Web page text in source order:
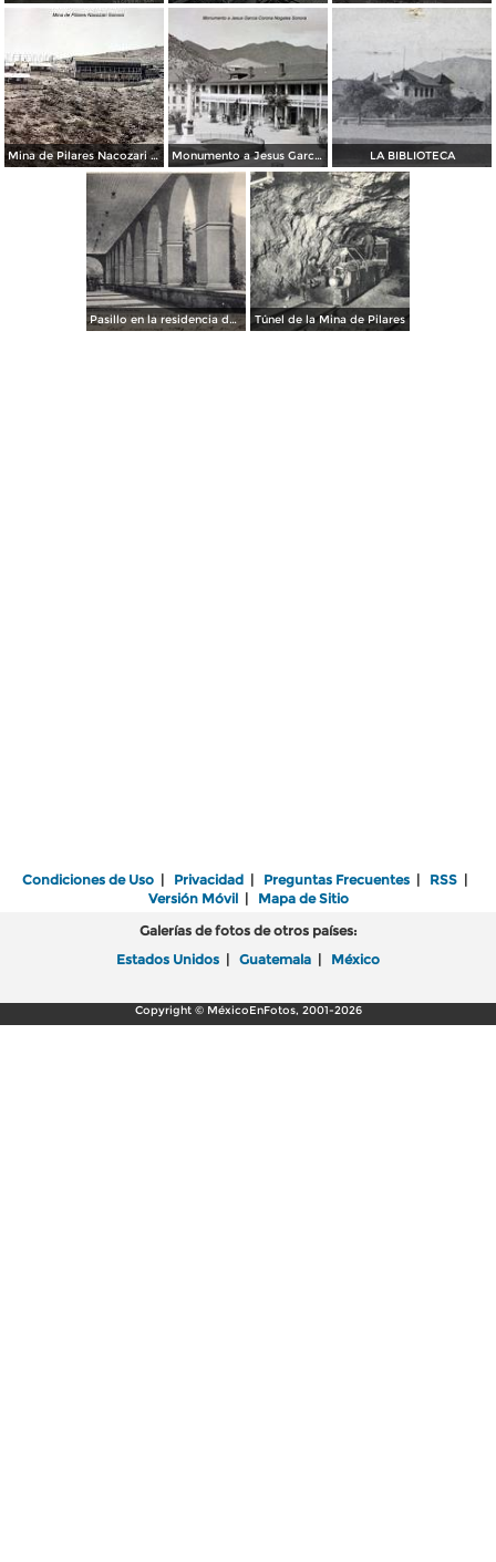
Mina de Pilares Nacozari Sonora. Monumento a Jesus Garcia Corona Nocozari Sonora ( Circulada el 5 de Diciembre de 1920 ) LA BIBLIOTECA
Pasillo en la residencia del superintendente Túnel de la Mina de Pilares
Condiciones de Uso | Privacidad | Preguntas Frecuentes | RSS |
Versión Móvil| Mapa de Sitio
Galerías de fotos de otros países:
Estados Unidos | Guatemala | México
Copyright © MéxicoEnFotos, 2001-2026